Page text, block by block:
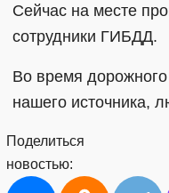
Сейчас на месте
сотрудники ГИБДД.
Во время
нашего источника,
Поделиться
новостью: